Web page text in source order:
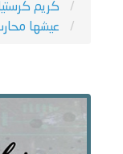
كريم
عيشها